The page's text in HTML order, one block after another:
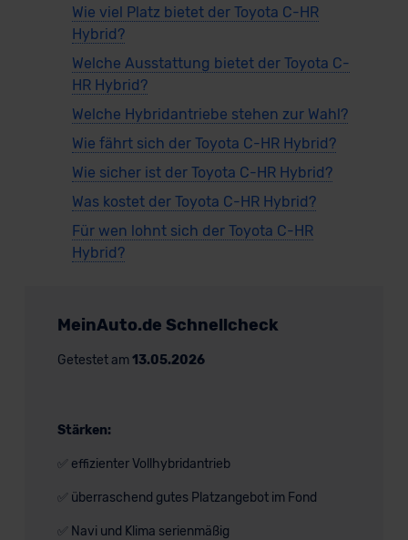
Wie viel Platz bietet der Toyota C-HR
Hybrid?
Welche Ausstattung bietet der Toyota C-
HR Hybrid?
Welche Hybridantriebe stehen zur Wahl?
Wie fährt sich der Toyota C-HR Hybrid?
Wie sicher ist der Toyota C-HR Hybrid?
Was kostet der Toyota C-HR Hybrid?
Für wen lohnt sich der Toyota C-HR
Hybrid?
MeinAuto.de Schnellcheck
Getestet am13.05.2026
Stärken:
✅ effizienter Vollhybridantrieb
✅ überraschend gutes Platzangebot im Fond
✅ Navi und Klima serienmäßig